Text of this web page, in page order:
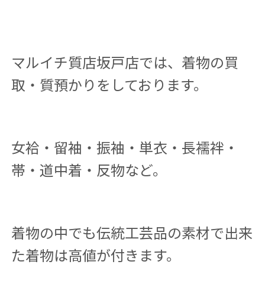
マルイチ質店坂戸店では、着物の買
取・質預かりをしております。
女袷・留袖・振袖・単衣・長襦袢・
帯・道中着・反物など。
着物の中でも伝統工芸品の素材で出来
た着物は高値が付きます。